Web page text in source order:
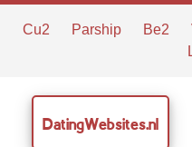
Cu2 Parship Be2
DatingWebsites.nl